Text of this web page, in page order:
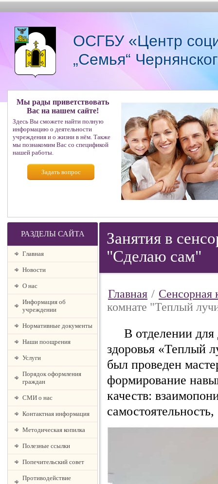
ОСГБУ «Центр
„Семья“
Мы рады приветствовать
Вас на нашем сайте!
Здесь Вы сможете найти полную
информацию о деятельности
учреждения и о жизни в нём. Также
мы познакомим Вас со спецификой
нашей работы.
Задать вопрос
РАЗДЕЛЫ САЙТА
Главная
Новости
О наc
Информация об
учреждении
Нормативные документы
Наши поощрения
Услуги
Порядок оформления
граждан
СМИ о нас
Контактная информация
Методическая копилка
Полезные ссылки
Попечительский совет
Противодействие
Занятия в
"Сделаю сам"
Главная / Сенсорная
комнате "Теплый
В отделении для
здоровья «Теплый
был проведен
формирование
качеств: